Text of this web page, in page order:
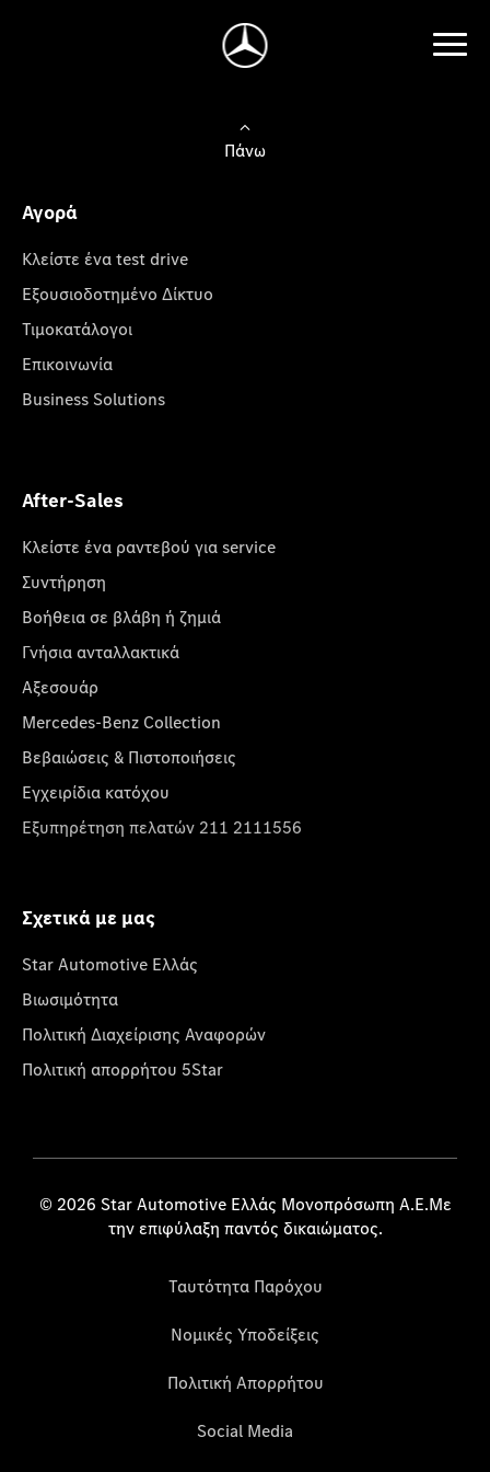
Πάνω
Αγορά
Κλείστε ένα test drive
Εξουσιοδοτημένο Δίκτυο
Τιμοκατάλογοι
Επικοινωνία
Business Solutions
After-Sales
Κλείστε ένα ραντεβού για service
Συντήρηση
Βοήθεια σε βλάβη ή ζημιά
Γνήσια ανταλλακτικά
Αξεσουάρ
Mercedes-Benz Collection
Βεβαιώσεις & Πιστοποιήσεις
Εγχειρίδια κατόχου
Εξυπηρέτηση πελατών 211 2111556
Σχετικά με μας
Star Automotive Ελλάς
Βιωσιμότητα
Πολιτική Διαχείρισης Αναφορών
Πολιτική απορρήτου 5Star
© 2026 Star Automotive Ελλάς Μονοπρόσωπη Α.Ε.Με
την επιφύλαξη παντός δικαιώματος.
Ταυτότητα Παρόχου
Νομικές Υποδείξεις
Πολιτική Απορρήτου
Social Media